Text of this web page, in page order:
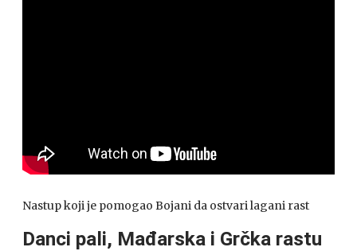
Nastup koji je pomogao Bojani da ostvari lagani rast
Danci pali, Mađarska i Grčka rastu